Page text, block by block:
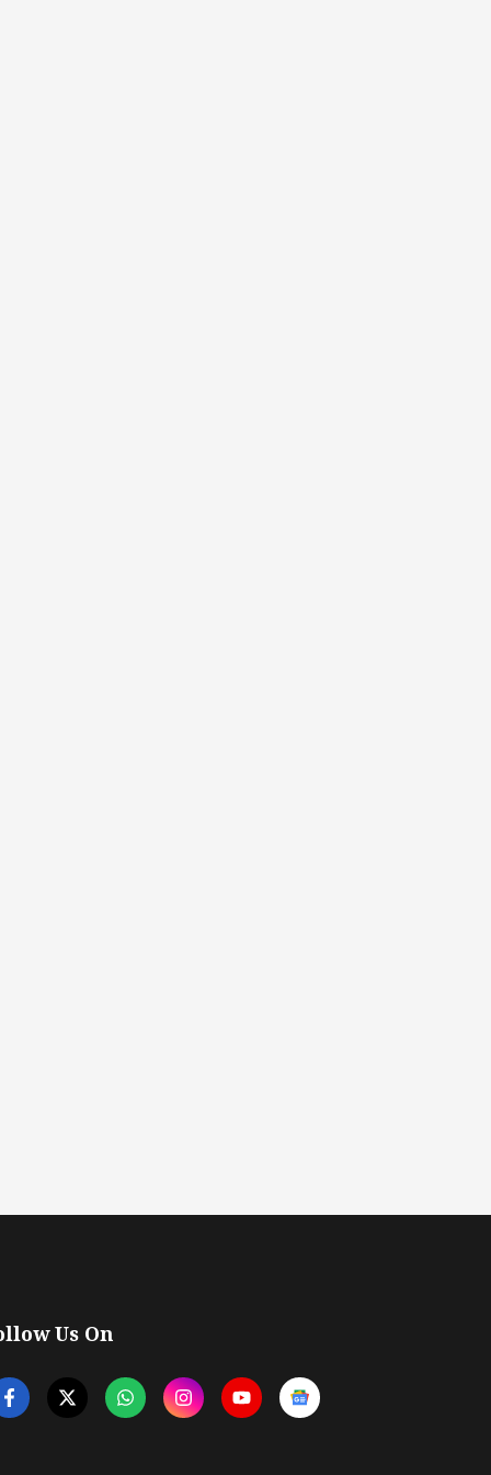
है, मैंने भी आरएसएस की
विजयवर्गीय
Us On